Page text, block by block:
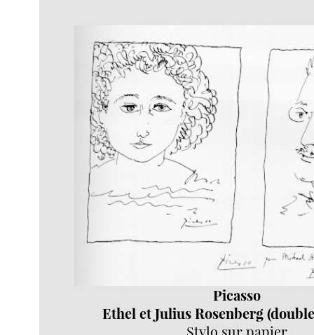
Picasso
Ethel et Julius Rosenberg